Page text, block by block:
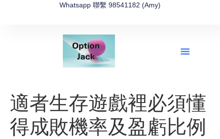
Whatsapp 聯繫 98541182 (Amy)
適者生存遊戲裡必須懂
得成敗機率及盈虧比例